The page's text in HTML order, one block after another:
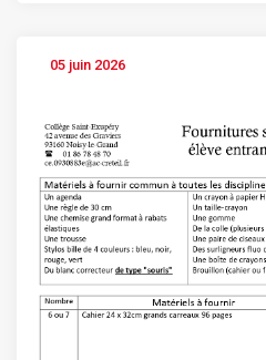
05 juin 2026